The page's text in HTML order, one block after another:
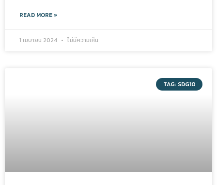
READ MORE »
1 เมษายน 2024 ไม่มีความเห็น
TAG: SDG10